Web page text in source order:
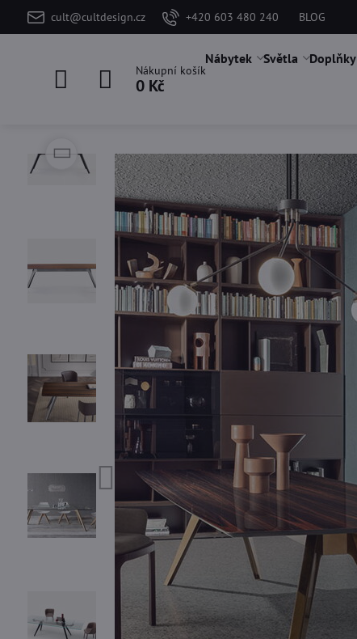
cult@cultdesign.cz +420 603 480 240 BLOG
Nákupní košík
0 Kč
Nábytek Světla Doplňky